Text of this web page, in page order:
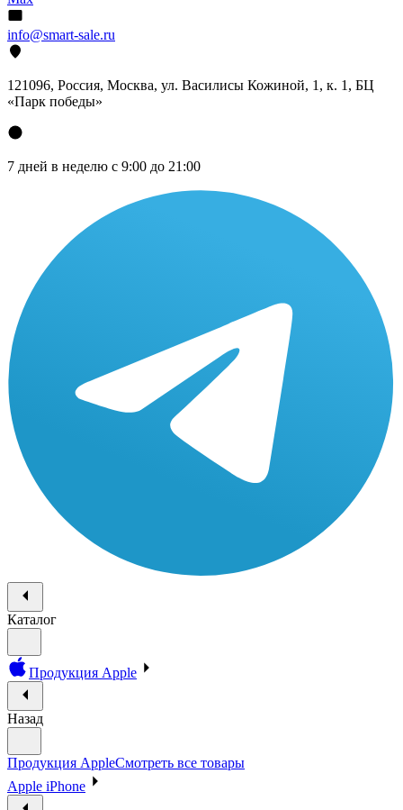
info@smart-sale.ru
121096, Россия, Москва, ул. Василисы Кожиной, 1, к. 1, БЦ
«Парк победы»
7 дней в неделю с 9:00 до 21:00
Каталог
Продукция Apple
Назад
Продукция AppleСмотреть все товары
Apple iPhone